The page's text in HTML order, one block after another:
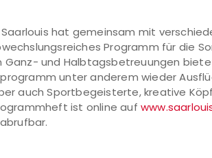
hat gemeinsam mit
Programm für die
Ganz- und Halbtagsbetreuungen
unter anderem wieder
auch Sportbegeisterte, kreative
ist online auf